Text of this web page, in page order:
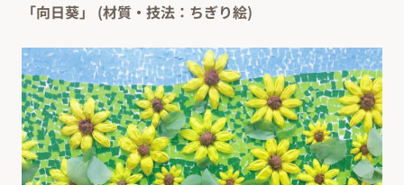
「向日葵」 (材質・技法：ちぎり絵)